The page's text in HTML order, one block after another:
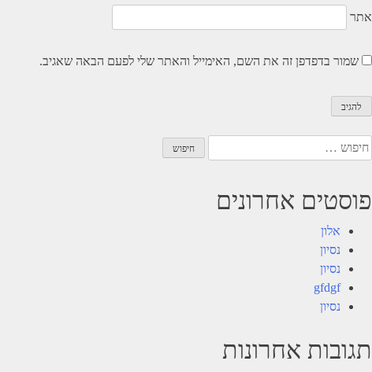
אתר
שמור בדפדפן זה את השם, האימייל והאתר שלי לפעם הבאה שאגיב.
חיפוש:
פוסטים אחרונים
אלון
נסיון
נסיון
gfdgf
נסיון
תגובות אחרונות